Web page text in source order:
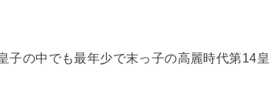
子の中でも最年少で末っ子の高麗時代第14皇